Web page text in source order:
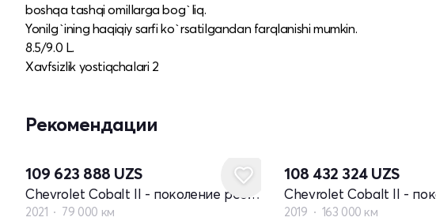
boshqa tashqi omillarga bog`liq.
Yonilg`ining haqiqiy sarfi ko`rsatilgandan farqlanishi mumkin.
8.5/9.0 L.
Xavfsizlik yostiqchalari 2
Рекомендации
109 623 888 UZS
Chevrolet Cobalt II - поколение рестайлинг
2021 79 000 км
108 432 324 UZS
2019 163 000 км